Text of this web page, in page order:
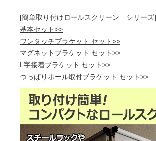
[簡単取り付けロールスクリーン シリーズ]
基本セット>>
ワンタッチブラケット セット>>
マグネットブラケット セット>>
L字接着ブラケット セット>>
つっぱりポール取付ブラケット セット>>